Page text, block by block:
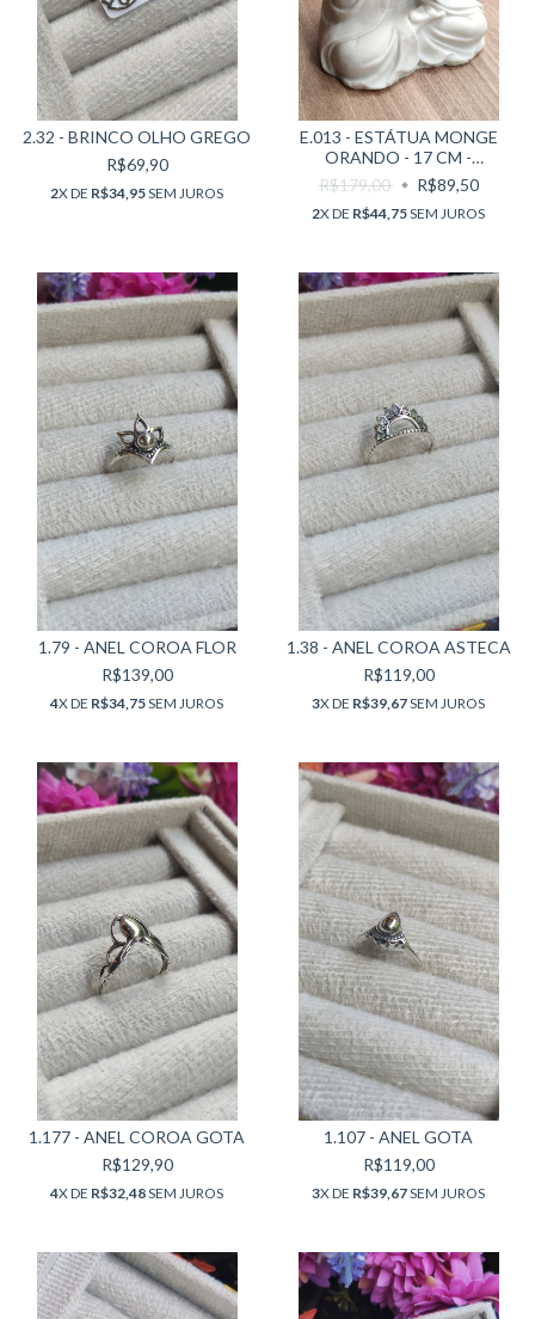
2.32 - BRINCO OLHO GREGO
R$69,90
2X DE R$34,95SEM JUROS
E.013 - ESTÁTUA MONGE
ORANDO - 17 CM -
MARMORITE
R$179,00 R$89,50
2X DE R$44,75SEM JUROS
1.79 - ANEL COROA FLOR
R$139,00
4X DE R$34,75SEM JUROS
1.38 - ANEL COROA ASTECA
R$119,00
3X DE R$39,67SEM JUROS
1.177 - ANEL COROA GOTA
R$129,90
4X DE R$32,48SEM JUROS
1.107 - ANEL GOTA
R$119,00
3X DE R$39,67SEM JUROS